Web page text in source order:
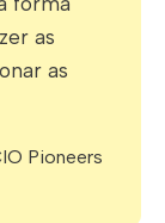
as
as
Pioneers